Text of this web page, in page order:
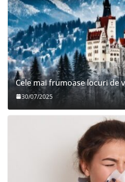
Cele mai frumoase locuri de
30/07/2025